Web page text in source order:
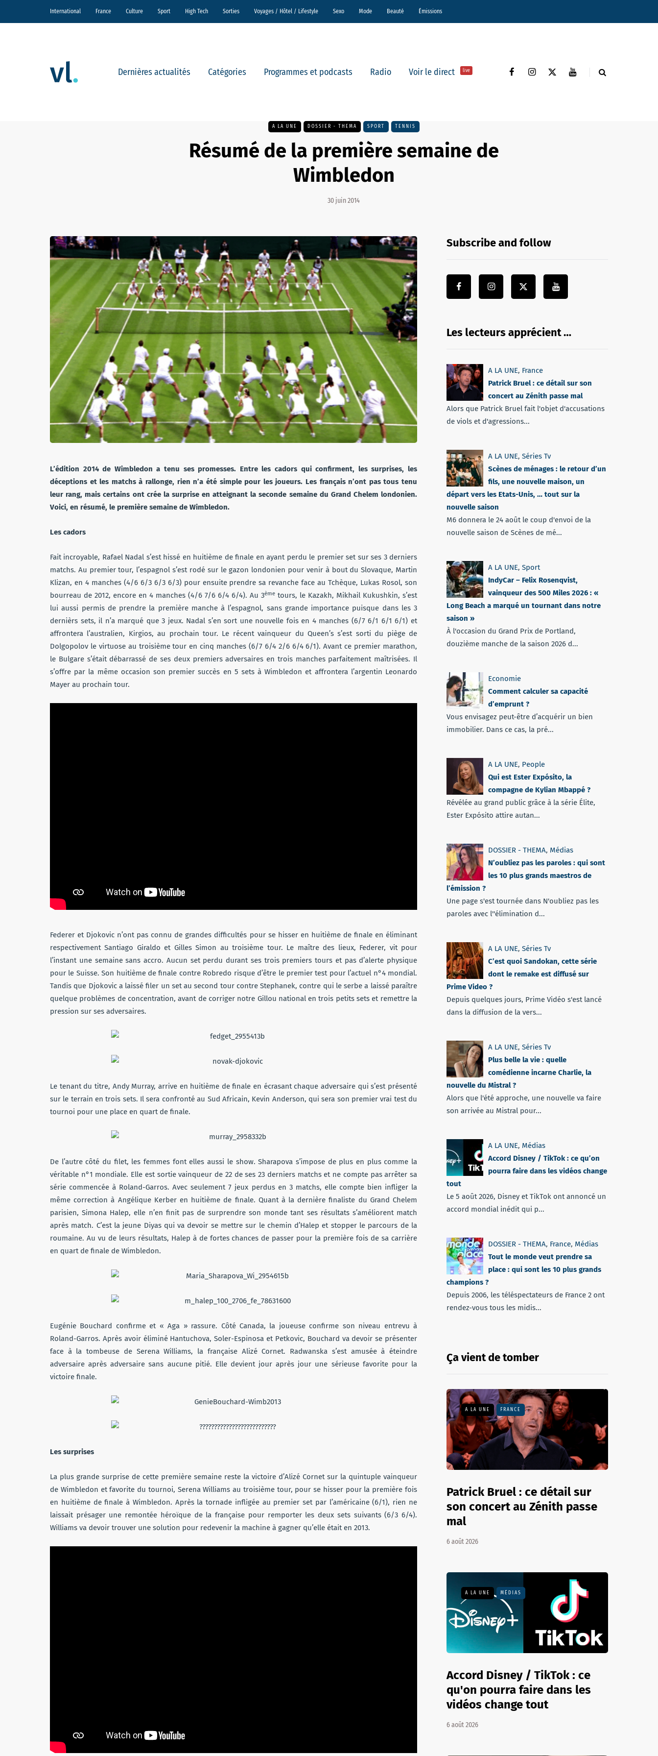
International France Culture Sport High Tech Sorties Voyages / Hôtel / Lifestyle Sexo Mode Beauté Émissions
Dernières actualités Catégories Programmes et podcasts Radio Voir le direct live
A LA UNE DOSSIER - THEMA SPORT TENNIS
Résumé de la première semaine de
Wimbledon
30 juin 2014
L’édition 2014 de Wimbledon a tenu ses promesses. Entre les cadors qui confirment, les surprises, les
déceptions et les matchs à rallonge, rien n’a été simple pour les joueurs. Les français n’ont pas tous tenu
leur rang, mais certains ont crée la surprise en atteignant la seconde semaine du Grand Chelem londonien.
Voici, en résumé, le première semaine de Wimbledon.
Les cadors
Fait incroyable, Rafael Nadal s’est hissé en huitième de finale en ayant perdu le premier set sur ses 3 derniers
matchs. Au premier tour, l’espagnol s’est rodé sur le gazon londonien pour venir à bout du Slovaque, Martin
Klizan, en 4 manches (4/6 6/3 6/3 6/3) pour ensuite prendre sa revanche face au Tchèque, Lukas Rosol, son
bourreau de 2012, encore en 4 manches (4/6 7/6 6/4 6/4). Au 3ème tours, le Kazakh, Mikhail Kukushkin, s’est
lui aussi permis de prendre la première manche à l’espagnol, sans grande importance puisque dans les 3
dernièrs sets, il n’a marqué que 3 jeux. Nadal s’en sort une nouvelle fois en 4 manches (6/7 6/1 6/1 6/1) et
affrontera l’australien, Kirgios, au prochain tour. Le récent vainqueur du Queen’s s’est sorti du piège de
Dolgopolov le virtuose au troisième tour en cinq manches (6/7 6/4 2/6 6/4 6/1). Avant ce premier marathon,
le Bulgare s’était débarrassé de ses deux premiers adversaires en trois manches parfaitement maîtrisées. Il
s’offre par la même occasion son premier succès en 5 sets à Wimbledon et affrontera l’argentin Leonardo
Mayer au prochain tour.
Federer et Djokovic n’ont pas connu de grandes difficultés pour se hisser en huitième de finale en éliminant
respectivement Santiago Giraldo et Gilles Simon au troisième tour. Le maître des lieux, Federer, vit pour
l’instant une semaine sans accro. Aucun set perdu durant ses trois premiers tours et pas d’alerte physique
pour le Suisse. Son huitième de finale contre Robredo risque d’être le premier test pour l’actuel n°4 mondial.
Tandis que Djokovic a laissé filer un set au second tour contre Stephanek, contre qui le serbe a laissé paraître
quelque problèmes de concentration, avant de corriger notre Gillou national en trois petits sets et remettre la
pression sur ses adversaires.
Le tenant du titre, Andy Murray, arrive en huitième de finale en écrasant chaque adversaire qui s’est présenté
sur le terrain en trois sets. Il sera confronté au Sud Africain, Kevin Anderson, qui sera son premier vrai test du
tournoi pour une place en quart de finale.
De l’autre côté du filet, les femmes font elles aussi le show. Sharapova s’impose de plus en plus comme la
véritable n°1 mondiale. Elle est sortie vainqueur de 22 de ses 23 derniers matchs et ne compte pas arrêter sa
série commencée à Roland-Garros. Avec seulement 7 jeux perdus en 3 matchs, elle compte bien infliger la
même correction à Angélique Kerber en huitième de finale. Quant à la dernière finaliste du Grand Chelem
parisien, Simona Halep, elle n’en finit pas de surprendre son monde tant ses résultats s’améliorent match
après match. C’est la jeune Diyas qui va devoir se mettre sur le chemin d’Halep et stopper le parcours de la
roumaine. Au vu de leurs résultats, Halep à de fortes chances de passer pour la première fois de sa carrière
en quart de finale de Wimbledon.
Eugénie Bouchard confirme et « Aga » rassure. Côté Canada, la joueuse confirme son niveau entrevu à
Roland-Garros. Après avoir éliminé Hantuchova, Soler-Espinosa et Petkovic, Bouchard va devoir se présenter
face à la tombeuse de Serena Williams, la française Alizé Cornet. Radwanska s’est amusée à éteindre
adversaire après adversaire sans aucune pitié. Elle devient jour après jour une sérieuse favorite pour la
victoire finale.
Les surprises
La plus grande surprise de cette première semaine reste la victoire d’Alizé Cornet sur la quintuple vainqueur
de Wimbledon et favorite du tournoi, Serena Williams au troisième tour, pour se hisser pour la première fois
en huitième de finale à Wimbledon. Après la tornade infligée au premier set par l’américaine (6/1), rien ne
laissait présager une remontée héroïque de la française pour remporter les deux sets suivants (6/3 6/4).
Williams va devoir trouver une solution pour redevenir la machine à gagner qu’elle était en 2013.
Subscribe and follow
Les lecteurs apprécient …
A LA UNE, France
Patrick Bruel : ce détail sur son
concert au Zénith passe mal
Alors que Patrick Bruel fait l'objet d'accusations
de viols et d'agressions...
A LA UNE, Séries Tv
Scènes de ménages : le retour d’un
fils, une nouvelle maison, un
départ vers les Etats-Unis, … tout sur la
nouvelle saison
M6 donnera le 24 août le coup d'envoi de la
nouvelle saison de Scènes de mé...
A LA UNE, Sport
IndyCar – Felix Rosenqvist,
vainqueur des 500 Miles 2026 : «
Long Beach a marqué un tournant dans notre
saison »
À l'occasion du Grand Prix de Portland,
douzième manche de la saison 2026 d...
Economie
Comment calculer sa capacité
d’emprunt ?
Vous envisagez peut-être d’acquérir un bien
immobilier. Dans ce cas, la pré...
A LA UNE, People
Qui est Ester Expósito, la
compagne de Kylian Mbappé ?
Révélée au grand public grâce à la série Élite,
Ester Expósito attire autan...
DOSSIER - THEMA, Médias
N’oubliez pas les paroles : qui sont
les 10 plus grands maestros de
l’émission ?
Une page s'est tournée dans N'oubliez pas les
paroles avec l''élimination d...
A LA UNE, Séries Tv
C’est quoi Sandokan, cette série
dont le remake est diffusé sur
Prime Video ?
Depuis quelques jours, Prime Vidéo s'est lancé
dans la diffusion de la vers...
A LA UNE, Séries Tv
Plus belle la vie : quelle
comédienne incarne Charlie, la
nouvelle du Mistral ?
Alors que l'été approche, une nouvelle va faire
son arrivée au Mistral pour...
A LA UNE, Médias
Accord Disney / TikTok : ce qu’on
pourra faire dans les vidéos change
tout
Le 5 août 2026, Disney et TikTok ont annoncé un
accord mondial inédit qui p...
DOSSIER - THEMA, France, Médias
Tout le monde veut prendre sa
place : qui sont les 10 plus grands
champions ?
Depuis 2006, les téléspectateurs de France 2 ont
rendez-vous tous les midis...
Ça vient de tomber
A LA UNE FRANCE
Patrick Bruel : ce détail sur
son concert au Zénith passe
mal
6 août 2026
A LA UNE MÉDIAS
Accord Disney / TikTok : ce
qu'on pourra faire dans les
vidéos change tout
6 août 2026